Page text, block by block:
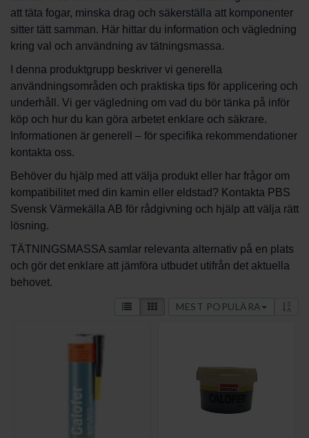
att täta fogar, minska drag och säkerställa att komponenter
sitter tätt samman. Här hittar du information och vägledning
kring val och användning av tätningsmassa.
I denna produktgrupp beskriver vi generella
användningsområden och praktiska tips för applicering och
underhåll. Vi ger vägledning om vad du bör tänka på inför
köp och hur du kan göra arbetet enklare och säkrare.
Informationen är generell – för specifika rekommendationer
kontakta oss.
Behöver du hjälp med att välja produkt eller har frågor om
kompatibilitet med din kamin eller eldstad? Kontakta PBS
Svensk Värmekälla AB för rådgivning och hjälp att välja rätt
lösning.
TÄTNINGSMASSA samlar relevanta alternativ på en plats
och gör det enklare att jämföra utbudet utifrån det aktuella
behovet.
MEST POPULÄRA